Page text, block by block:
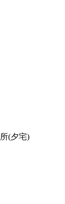
(夕宅)